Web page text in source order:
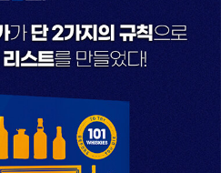
는 위스키 시장, 그러나 이 책의 10
한 초보자도, 레스토랑에 새로운 위
도 참고할 만하다. 이 리스트와 여
꼭 맞는 위스키만 골라 마시는 베테
스키